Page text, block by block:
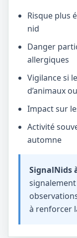
Risque plus
nid
Danger
allergiques
Vigilance si
d’animaux
Impact sur
Activité
automne
SignalNids
à renforcer